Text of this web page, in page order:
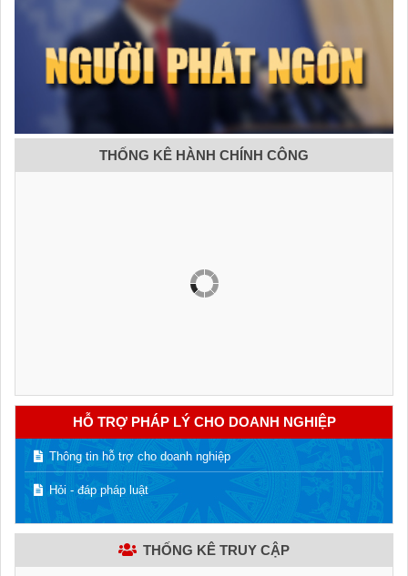
THỐNG KÊ HÀNH CHÍNH CÔNG
HỖ TRỢ PHÁP LÝ CHO DOANH NGHIỆP
Thông tin hỗ trợ cho doanh nghiệp
Hỏi - đáp pháp luật
THỐNG KÊ TRUY CẬP